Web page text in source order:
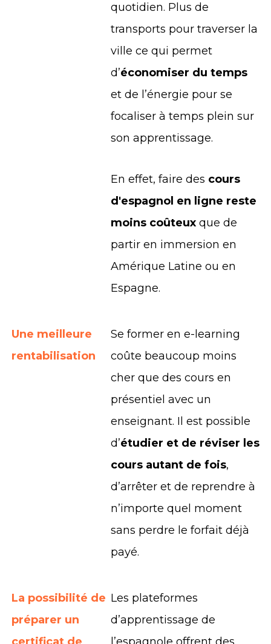
quotidien. Plus de
transports pour traverser la
ville ce qui permet
d’économiser du temps
et de l’énergie pour se
focaliser à temps plein sur
son apprentissage.
En effet, faire des cours
d'espagnol en ligne reste
moins coûteux que de
partir en immersion en
Amérique Latine ou en
Espagne.
Une meilleure
rentabilisation
Se former en e-learning
coûte beaucoup moins
cher que des cours en
présentiel avec un
enseignant. Il est possible
d’étudier et de réviser les
cours autant de fois,
d’arrêter et de reprendre à
n’importe quel moment
sans perdre le forfait déjà
payé.
La possibilité de
préparer un
Les plateformes
d’apprentissage de